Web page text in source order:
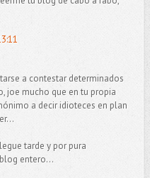
a contestar determinados
joe mucho que en tu propia
a decir idioteces en plan
tarde y por pura
entero...